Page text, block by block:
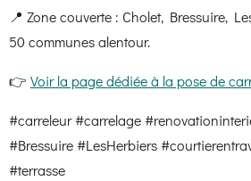
📍 Zone couverte : Cholet, Bressuire,
50 communes alentour.
👉 Voir la page dédiée à la pose de
#carreleur #carrelage
#Bressuire #LesHerbiers
#terrasse